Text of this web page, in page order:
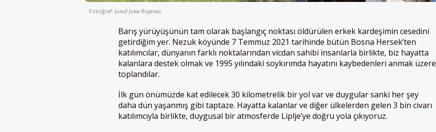
Fotoğraf: Jusuf Juka Rujanac
Barış yürüyüşünün tam olarak başlangıç noktası öldürülen erkek kardeşimin cesedini
getirdiğim yer. Nezuk köyünde 7 Temmuz 2021 tarihinde bütün Bosna Hersek’ten
katılımcılar, dünyanın farklı noktalarından vicdan sahibi insanlarla birlikte, biz hayatta
kalanlara destek olmak ve 1995 yılındaki soykırımda hayatını kaybedenleri anmak üzere
toplandılar.
İlk gün önümüzde kat edilecek 30 kilometrelik bir yol var ve duygular sanki her şey
daha dün yaşanmış gibi taptaze. Hayatta kalanlar ve diğer ülkelerden gelen 3 bin civarı
katılımcıyla birlikte, duygusal bir atmosferde Liplje’ye doğru yola çıkıyoruz.